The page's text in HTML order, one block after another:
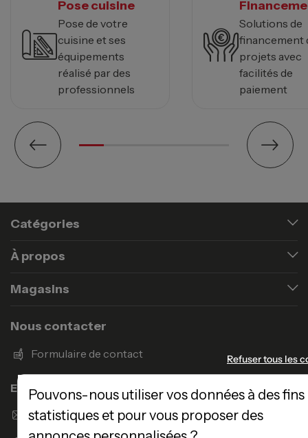
Pose cuisine
Pose de votre
cuisine et ses
équipements
réalisé par des
professionnels
Solutions de
financement
projets avec
facilités de
paiement
Catégories
À propos
Magasins
Nous contacter
Formulaire de contact
Enseigne Atlas Home
Envoyer un email
Refuser tous les
Pouvons-nous utiliser vos données à des fins
statistiques et pour vous proposer des